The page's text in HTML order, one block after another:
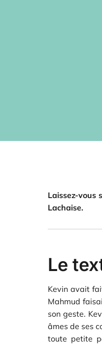
Laissez-vous
Lachaise.
Le
Kevin avait
Mahmud
son geste.
âmes de ses
toute petite